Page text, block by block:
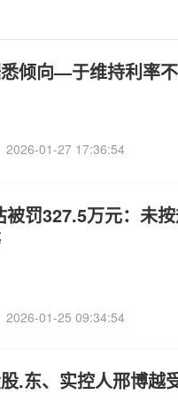
倾向—于维持利率
2026-01-27 17:36:54
被罚327.5万元：未
2026-01-25 09:34:54
.东、实控人邢博越